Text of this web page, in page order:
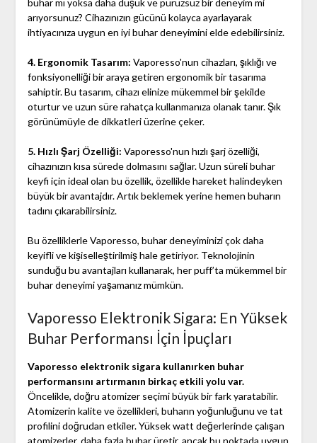
buhar mı yoksa daha düşük ve pürüzsüz bir deneyim mi
arıyorsunuz? Cihazınızın gücünü kolayca ayarlayarak
ihtiyacınıza uygun en iyi buhar deneyimini elde edebilirsiniz.
4. Ergonomik Tasarım: Vaporesso'nun cihazları, şıklığı ve
fonksiyonelliği bir araya getiren ergonomik bir tasarıma
sahiptir. Bu tasarım, cihazı elinize mükemmel bir şekilde
oturtur ve uzun süre rahatça kullanmanıza olanak tanır. Şık
görünümüyle de dikkatleri üzerine çeker.
5. Hızlı Şarj Özelliği: Vaporesso'nun hızlı şarj özelliği,
cihazınızın kısa sürede dolmasını sağlar. Uzun süreli buhar
keyfi için ideal olan bu özellik, özellikle hareket halindeyken
büyük bir avantajdır. Artık beklemek yerine hemen buharın
tadını çıkarabilirsiniz.
Bu özelliklerle Vaporesso, buhar deneyiminizi çok daha
keyifli ve kişiselleştirilmiş hale getiriyor. Teknolojinin
sunduğu bu avantajları kullanarak, her puff’ta mükemmel bir
buhar deneyimi yaşamanız mümkün.
Vaporesso Elektronik Sigara: En Yüksek
Buhar Performansı İçin İpuçları
Vaporesso elektronik sigara kullanırken buhar
performansını artırmanın birkaç etkili yolu var.
Öncelikle, doğru atomizer seçimi büyük bir fark yaratabilir.
Atomizerin kalite ve özellikleri, buharın yoğunluğunu ve tat
profilini doğrudan etkiler. Yüksek watt değerlerinde çalışan